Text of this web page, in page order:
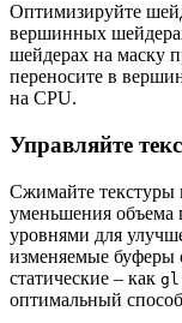
Оптимизируйте
вершинных
шейдерах на маску
переносите в
на CPU.
Управляйте
Сжимайте
уменьшения объема
уровнями для
изменяемые буферы
статические – как
оптимальный